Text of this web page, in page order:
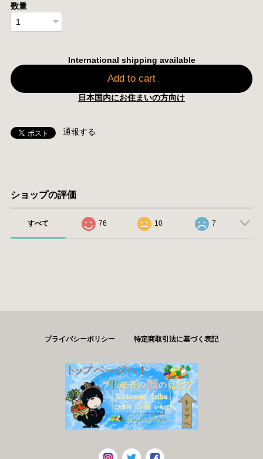
数量
International shipping available
Add to cart
日本国内にお住まいの方向け
通報する
ショップの評価
すべて 76 10 7
プライバシーポリシー 特定商取引法に基づく表記